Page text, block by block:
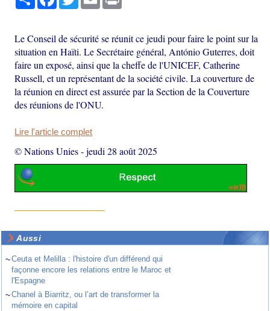
Le Conseil de sécurité se réunit ce jeudi pour faire le point sur la
situation en Haïti. Le Secrétaire général, António Guterres, doit
faire un exposé, ainsi que la cheffe de l'UNICEF, Catherine
Russell, et un représentant de la société civile. La couverture de
la réunion en direct est assurée par la Section de la Couverture
des réunions de l'ONU.
Lire l'article complet
© Nations Unies-jeudi 28 août 2025
Aussi
~Ceuta et Melilla : l'histoire d'un différend qui
façonne encore les relations entre le Maroc et
l'Espagne
~Chanel à Biarritz, ou l’art de transformer la
mémoire en capital